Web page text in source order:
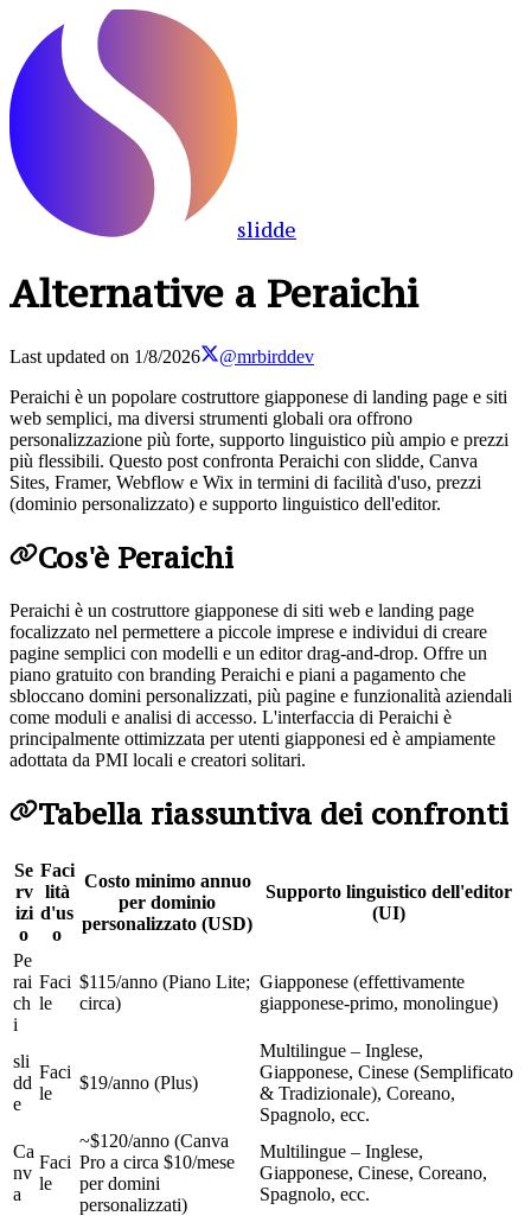
slidde
Alternative a Peraichi
Last updated on 1/8/2026
@mrbirddev
Peraichi è un popolare costruttore giapponese di landing page e siti
web semplici, ma diversi strumenti globali ora offrono
personalizzazione più forte, supporto linguistico più ampio e prezzi
più flessibili. Questo post confronta Peraichi con slidde, Canva
Sites, Framer, Webflow e Wix in termini di facilità d'uso, prezzi
(dominio personalizzato) e supporto linguistico dell'editor.
Cos'è Peraichi
Peraichi è un costruttore giapponese di siti web e landing page
focalizzato nel permettere a piccole imprese e individui di creare
pagine semplici con modelli e un editor drag‑and‑drop. Offre un
piano gratuito con branding Peraichi e piani a pagamento che
sbloccano domini personalizzati, più pagine e funzionalità aziendali
come moduli e analisi di accesso. L'interfaccia di Peraichi è
principalmente ottimizzata per utenti giapponesi ed è ampiamente
adottata da PMI locali e creatori solitari.
Tabella riassuntiva dei confronti
Se
rv
izi
o
Faci
lità
d'us
o
Costo minimo annuo
per dominio
personalizzato (USD)
Supporto linguistico dell'editor
(UI)
Pe
rai
ch
i
Faci
le
$115/anno (Piano Lite;
circa)
Giapponese (effettivamente
giapponese‑primo, monolingue)
sli
dd
e
Faci
le
$19/anno (Plus)
Multilingue – Inglese,
Giapponese, Cinese (Semplificato
& Tradizionale), Coreano,
Spagnolo, ecc.
Ca
nv
a
Faci
le
~$120/anno (Canva
Pro a circa $10/mese
per domini
personalizzati)
Multilingue – Inglese,
Giapponese, Cinese, Coreano,
Spagnolo, ecc.